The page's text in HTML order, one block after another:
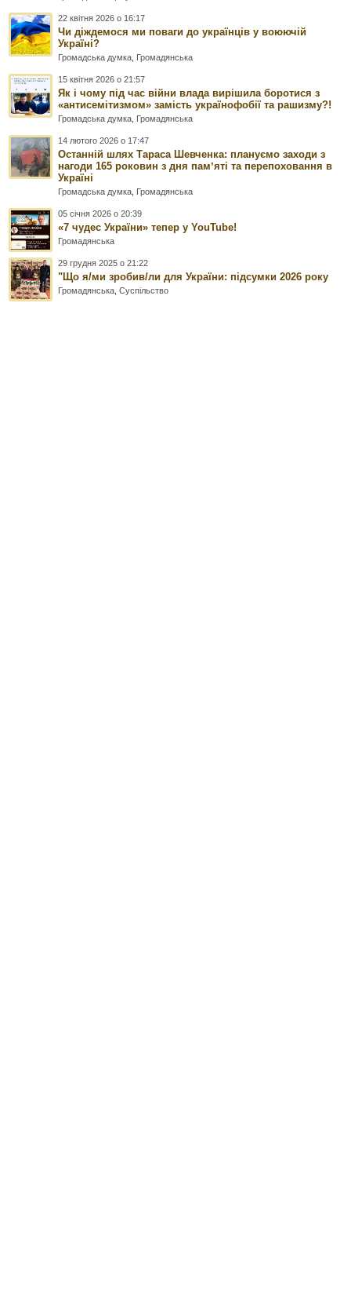
22 квітня 2026 о 16:17
Чи діждемося ми поваги до українців у воюючій
Україні?
Громадська думка Громадянська
15 квітня 2026 о 21:57
Як і чому під час війни влада вирішила боротися з
«антисемітизмом» замість українофобії та рашизму?!
Громадська думка Громадянська
14 лютого 2026 о 17:47
Останній шлях Тараса Шевченка: плануємо заходи з
нагоди 165 роковин з дня памʼяті та перепоховання в
Україні
Громадська думка Громадянська
05 січня 2026 о 20:39
«7 чудес України» тепер у YouTube!
Громадянська
29 грудня 2025 о 21:22
"Що я/ми зробив/ли для України: підсумки 2026 року
Громадянська ,Суспільство